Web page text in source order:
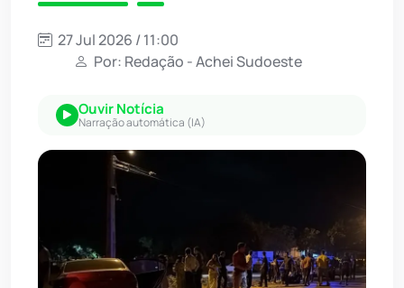
27 Jul 2026 / 11:00
Por: Redação - Achei Sudoeste
Ouvir Notícia
Narração automática (IA)